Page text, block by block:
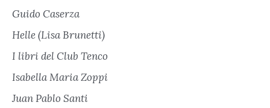
Guido Caserza
Helle (Lisa Brunetti)
I libri del Club Tenco
Isabella Maria Zoppi
Juan Pablo Santi